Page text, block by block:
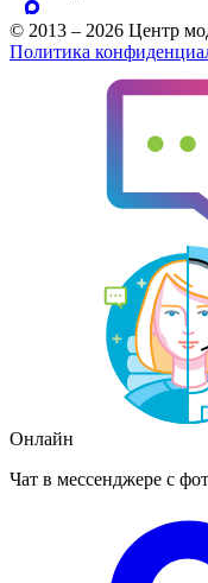
© 2013 – 2026 Центр
Политика
Онлайн
Чат в мессенджере с